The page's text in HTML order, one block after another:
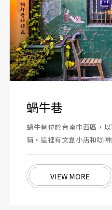
蝸牛巷
蝸牛巷位於台南中西區，
稱。這裡有文創小店和咖
VIEW MORE